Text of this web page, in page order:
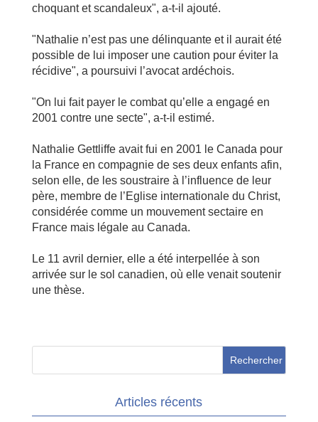
choquant et scandaleux", a-t-il ajouté.
"Nathalie n’est pas une délinquante et il aurait été
possible de lui imposer une caution pour éviter la
récidive", a poursuivi l’avocat ardéchois.
"On lui fait payer le combat qu’elle a engagé en
2001 contre une secte", a-t-il estimé.
Nathalie Gettliffe avait fui en 2001 le Canada pour
la France en compagnie de ses deux enfants afin,
selon elle, de les soustraire à l’influence de leur
père, membre de l’Eglise internationale du Christ,
considérée comme un mouvement sectaire en
France mais légale au Canada.
Le 11 avril dernier, elle a été interpellée à son
arrivée sur le sol canadien, où elle venait soutenir
une thèse.
Articles récents